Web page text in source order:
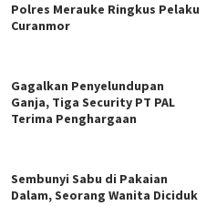
Polres Merauke Ringkus Pelaku
Curanmor
Gagalkan Penyelundupan
Ganja, Tiga Security PT PAL
Terima Penghargaan
Sembunyi Sabu di Pakaian
Dalam, Seorang Wanita Diciduk